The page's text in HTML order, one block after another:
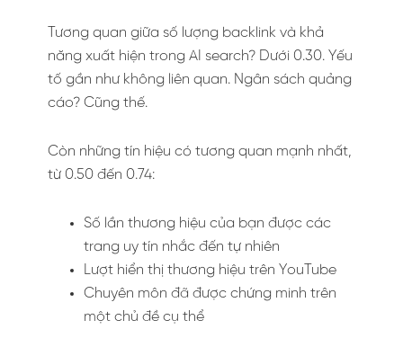
Tương quan giữa số lượng backlink và khả
năng xuất hiện trong AI search? Dưới 0.30. Yếu
tố gần như không liên quan. Ngân sách quảng
cáo? Cũng thế.
Còn những tín hiệu có tương quan mạnh nhất,
từ 0.50 đến 0.74:
Số lần thương hiệu của bạn được các
trang uy tín nhắc đến tự nhiên
Lượt hiển thị thương hiệu trên YouTube
Chuyên môn đã được chứng minh trên
một chủ đề cụ thể